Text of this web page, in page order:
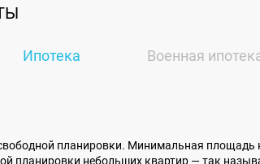
Ипотека Военная
планировки. Минимальная площадь
планировки небольших квартир — так